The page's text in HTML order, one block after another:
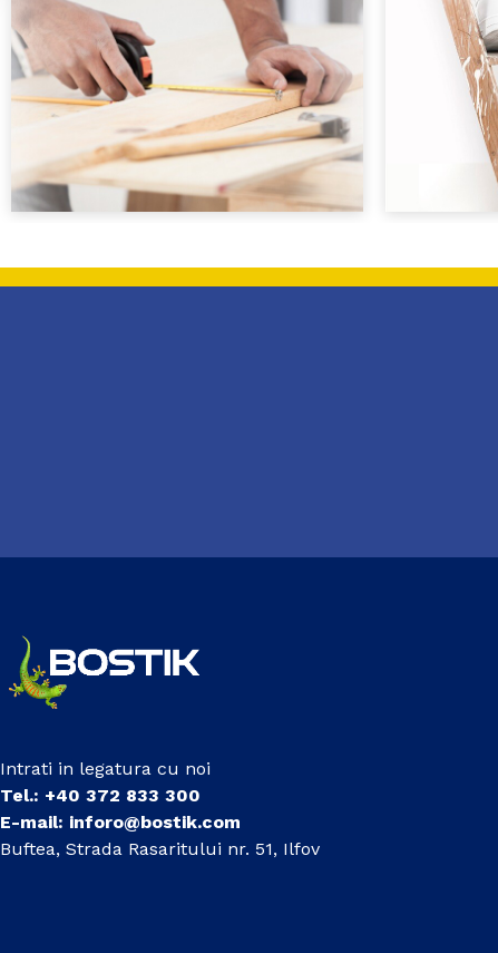
Intrati in legatura cu noi
Tel.: +40 372 833 300
E-mail: inforo@bostik.com
Buftea, Strada Rasaritului nr. 51, Ilfov